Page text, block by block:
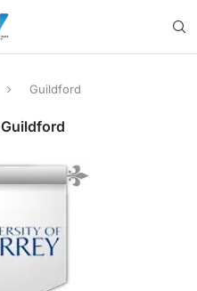
Guildford
Guildford